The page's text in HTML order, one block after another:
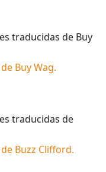
traducidas de Buy
Buy Wag.
traducidas de
Buzz Clifford.